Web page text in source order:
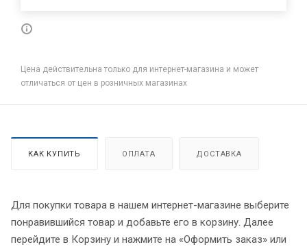
Цена действительна только для интернет-магазина и может
отличаться от цен в розничных магазинах
КАК КУПИТЬ ОПЛАТА ДОСТАВКА
Для покупки товара в нашем интернет-магазине выберите
понравившийся товар и добавьте его в корзину. Далее
перейдите в Корзину и нажмите на «Оформить заказ» или